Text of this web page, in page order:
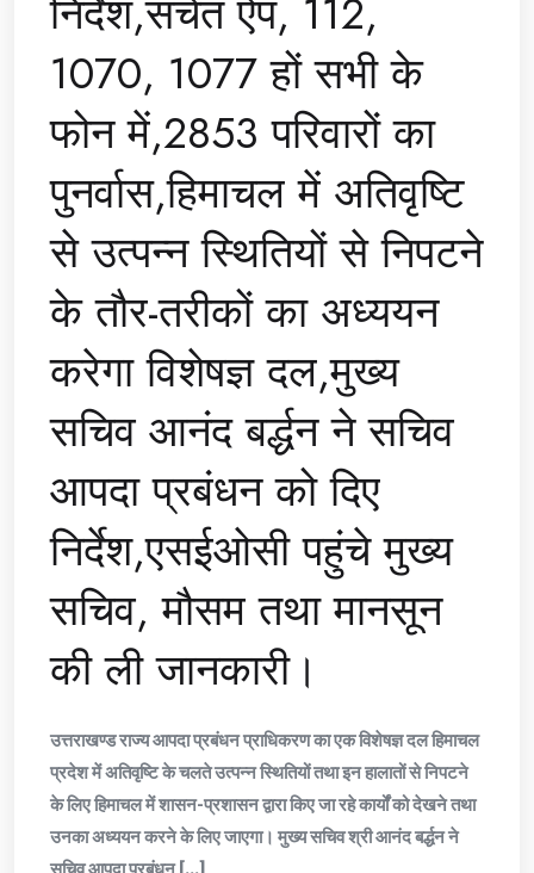
निर्देश,सचेत ऐप, 112,
1070, 1077 हों सभी के
फोन में,2853 परिवारों का
पुनर्वास,हिमाचल में अतिवृष्टि
से उत्पन्न स्थितियों से निपटने
के तौर-तरीकों का अध्ययन
करेगा विशेषज्ञ दल,मुख्य
सचिव आनंद बर्द्धन ने सचिव
आपदा प्रबंधन को दिए
निर्देश,एसईओसी पहुंचे मुख्य
सचिव, मौसम तथा मानसून
की ली जानकारी।
उत्तराखण्ड राज्य आपदा प्रबंधन प्राधिकरण का एक विशेषज्ञ दल हिमाचल
प्रदेश में अतिवृष्टि के चलते उत्पन्न स्थितियों तथा इन हालातों से निपटने
के लिए हिमाचल में शासन-प्रशासन द्वारा किए जा रहे कार्यों को देखने तथा
उनका अध्ययन करने के लिए जाएगा। मुख्य सचिव श्री आनंद बर्द्धन ने
सचिव आपदा प्रबंधन [...]